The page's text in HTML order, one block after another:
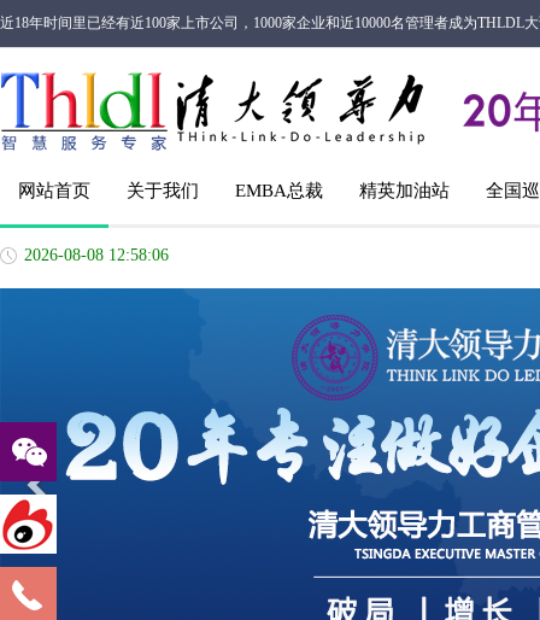
近18年时间里已经有近100家上市公司，1000家企业和近10000名管理者成为THLDL
网站首页 关于我们 EMBA总裁 精英加油站 全国
2026-08-08 12:58:06